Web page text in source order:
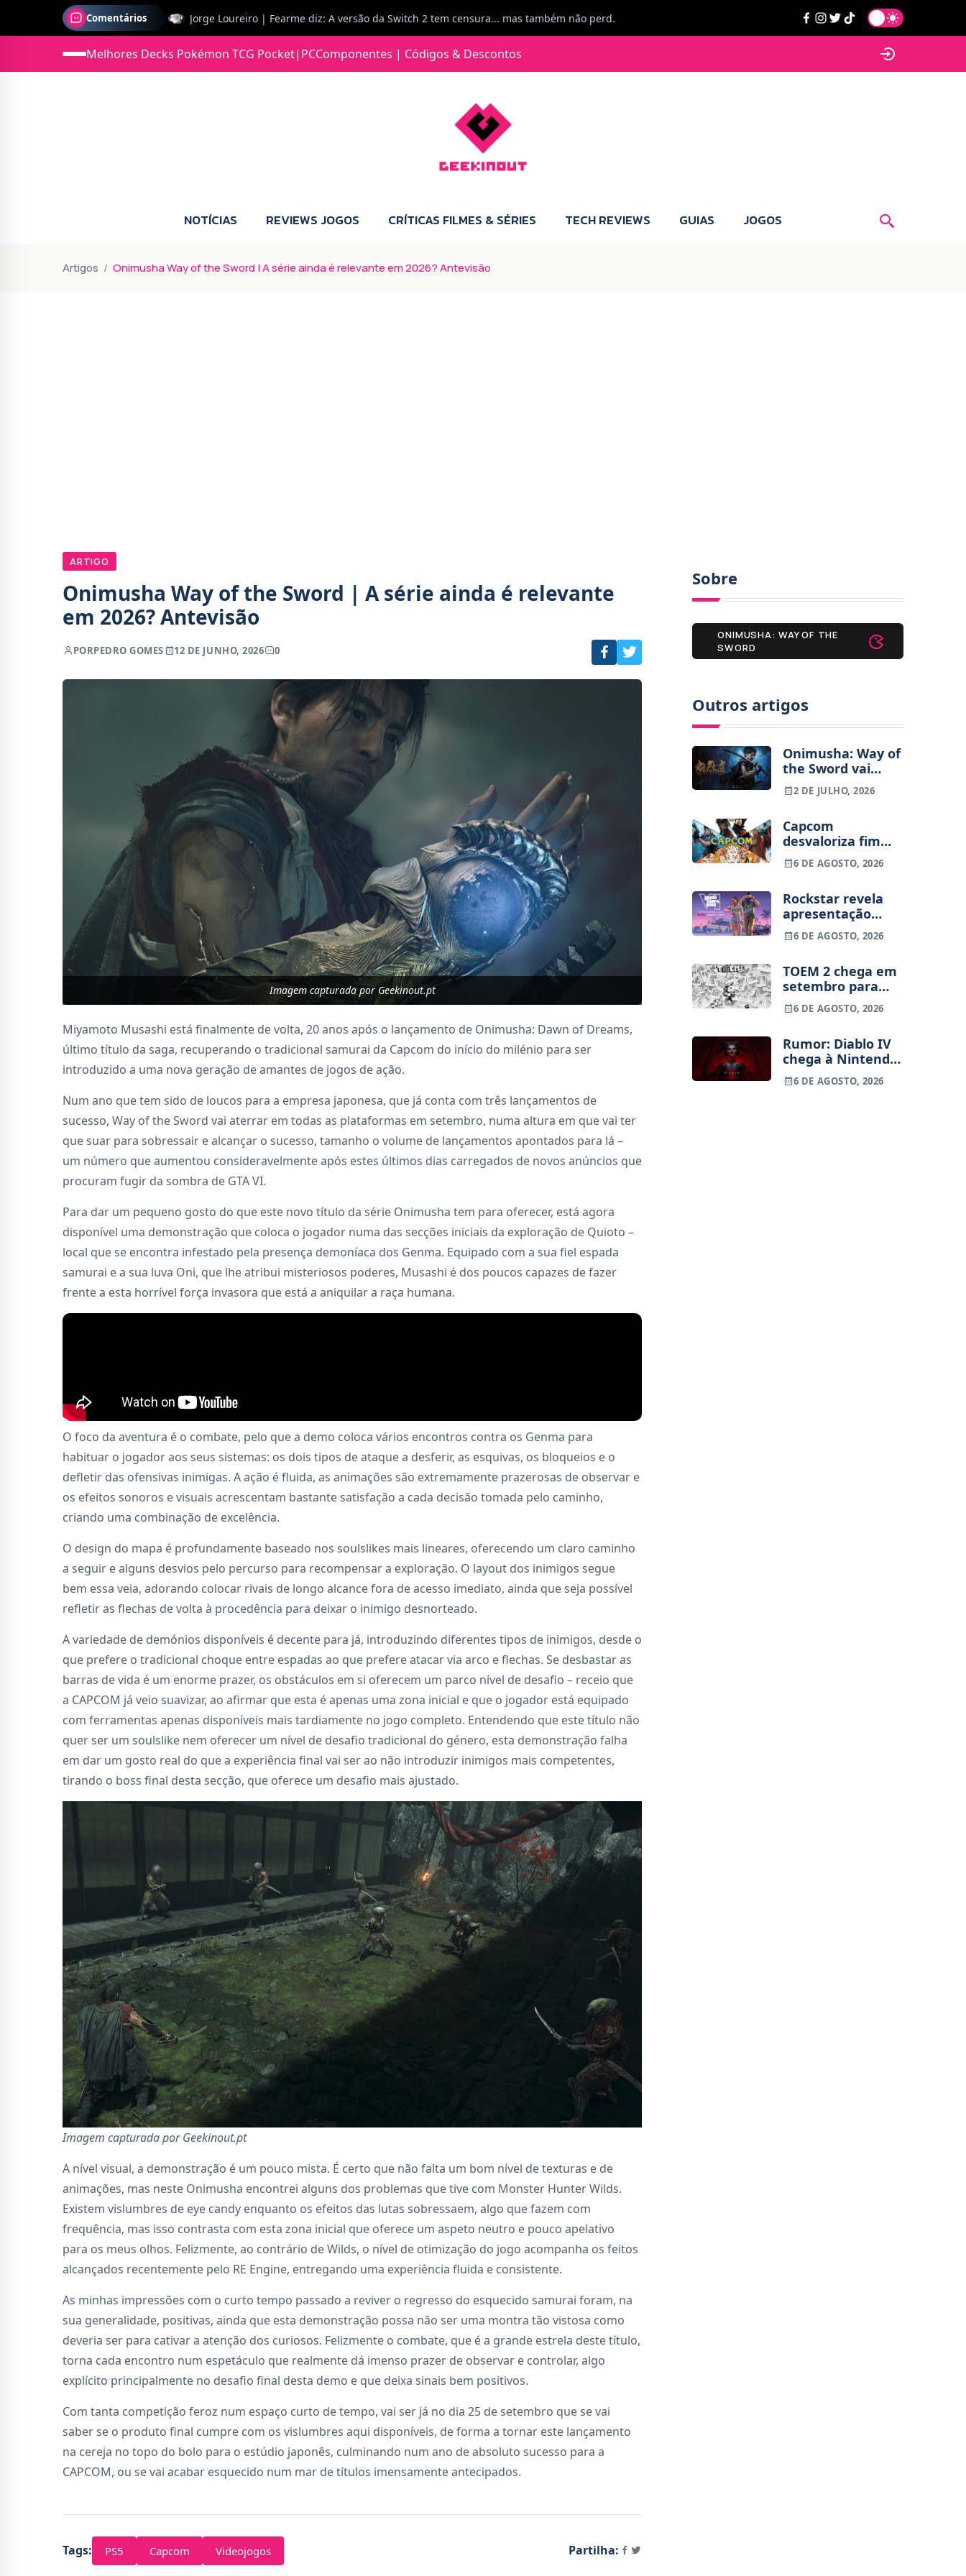
Comentários Jorge Loureiro | Fearme diz: A versão da Switch 2 tem censura... mas também não perdes muito.
Jonas diz: Estou seriamente com vontade para comprar para a Switch 2 :P
Jorge Loureiro | Fearme diz: Boas, obrigado pelo teu comentário. Talvez seja verdade que a Microsoft está a tentar redefinir o futuro dos jogos, mas para uma marca que já trocou de estratégia tantas vezes, é difícil acreditar em mais uma virada de direção. Basta lembrar do Kinect, da aposta no cloud gaming, ou mesmo do discurso de que os exclusivos eram "essenciais": todas essas promessas acabaram por perder força com o tempo. Além disso, há um ponto chave que estás a ignorar: as consolas Xbox. Está à vista que foram praticamente abandonadas. Quem comprou uma Xbox Series X a pensar que ia ser a máquina indispensável para jogar exclusivos, ficou a arder, porque hoje esses jogos chegam também ao PC e, cada vez mais, até à concorrência. Isso mina a identidade da marca e enfraquece a confiança dos jogadores. A PlayStation até pode estar a lançar alguns jogos na Xbox como o Helldivers 2, mas não é o catálogo inteiro. Desta forma, as consolas PS5 continuam a ter valor.
Melhores Decks Pokémon TCG Pocket| PCComponentes | Códigos & Descontos
NOTÍCIAS REVIEWS JOGOS CRÍTICAS FILMES & SÉRIES TECH REVIEWS GUIAS JOGOS
Artigos Onimusha Way of the Sword | A série ainda é relevante em 2026? Antevisão
ARTIGO
Onimusha Way of the Sword | A série ainda é relevante
em 2026? Antevisão
PORPEDRO GOMES 12 DE JUNHO, 2026 0
Imagem capturada por Geekinout.pt
Miyamoto Musashi está finalmente de volta, 20 anos após o lançamento de Onimusha: Dawn of Dreams,
último título da saga, recuperando o tradicional samurai da Capcom do início do milénio para ser
introduzido a uma nova geração de amantes de jogos de ação.
Num ano que tem sido de loucos para a empresa japonesa, que já conta com três lançamentos de
sucesso, Way of the Sword vai aterrar em todas as plataformas em setembro, numa altura em que vai ter
que suar para sobressair e alcançar o sucesso, tamanho o volume de lançamentos apontados para lá –
um número que aumentou consideravelmente após estes últimos dias carregados de novos anúncios que
procuram fugir da sombra de GTA VI.
Para dar um pequeno gosto do que este novo título da série Onimusha tem para oferecer, está agora
disponível uma demonstração que coloca o jogador numa das secções iniciais da exploração de Quioto –
local que se encontra infestado pela presença demoníaca dos Genma. Equipado com a sua fiel espada
samurai e a sua luva Oni, que lhe atribui misteriosos poderes, Musashi é dos poucos capazes de fazer
frente a esta horrível força invasora que está a aniquilar a raça humana.
O foco da aventura é o combate, pelo que a demo coloca vários encontros contra os Genma para
habituar o jogador aos seus sistemas: os dois tipos de ataque a desferir, as esquivas, os bloqueios e o
defletir das ofensivas inimigas. A ação é fluida, as animações são extremamente prazerosas de observar e
os efeitos sonoros e visuais acrescentam bastante satisfação a cada decisão tomada pelo caminho,
criando uma combinação de excelência.
O design do mapa é profundamente baseado nos soulslikes mais lineares, oferecendo um claro caminho
a seguir e alguns desvios pelo percurso para recompensar a exploração. O layout dos inimigos segue
bem essa veia, adorando colocar rivais de longo alcance fora de acesso imediato, ainda que seja possível
refletir as flechas de volta à procedência para deixar o inimigo desnorteado.
A variedade de demónios disponíveis é decente para já, introduzindo diferentes tipos de inimigos, desde o
que prefere o tradicional choque entre espadas ao que prefere atacar via arco e flechas. Se desbastar as
barras de vida é um enorme prazer, os obstáculos em si oferecem um parco nível de desafio – receio que
a CAPCOM já veio suavizar, ao afirmar que esta é apenas uma zona inicial e que o jogador está equipado
com ferramentas apenas disponíveis mais tardiamente no jogo completo. Entendendo que este título não
quer ser um soulslike nem oferecer um nível de desafio tradicional do género, esta demonstração falha
em dar um gosto real do que a experiência final vai ser ao não introduzir inimigos mais competentes,
tirando o boss final desta secção, que oferece um desafio mais ajustado.
Imagem capturada por Geekinout.pt
A nível visual, a demonstração é um pouco mista. É certo que não falta um bom nível de texturas e de
animações, mas neste Onimusha encontrei alguns dos problemas que tive com Monster Hunter Wilds.
Existem vislumbres de eye candy enquanto os efeitos das lutas sobressaem, algo que fazem com
frequência, mas isso contrasta com esta zona inicial que oferece um aspeto neutro e pouco apelativo
para os meus olhos. Felizmente, ao contrário de Wilds, o nível de otimização do jogo acompanha os feitos
alcançados recentemente pelo RE Engine, entregando uma experiência fluida e consistente.
As minhas impressões com o curto tempo passado a reviver o regresso do esquecido samurai foram, na
sua generalidade, positivas, ainda que esta demonstração possa não ser uma montra tão vistosa como
deveria ser para cativar a atenção dos curiosos. Felizmente o combate, que é a grande estrela deste título,
torna cada encontro num espetáculo que realmente dá imenso prazer de observar e controlar, algo
explícito principalmente no desafio final desta demo e que deixa sinais bem positivos.
Com tanta competição feroz num espaço curto de tempo, vai ser já no dia 25 de setembro que se vai
saber se o produto final cumpre com os vislumbres aqui disponíveis, de forma a tornar este lançamento
na cereja no topo do bolo para o estúdio japonês, culminando num ano de absoluto sucesso para a
CAPCOM, ou se vai acabar esquecido num mar de títulos imensamente antecipados.
Tags: PS5 Capcom Videojogos Partilha:
Sobre
ONIMUSHA: WAY OF THE
SWORD
Outros artigos
Onimusha: Way of
the Sword vai
chegar mais cedo,
Capcom mudou a
2 DE JULHO, 2026
Capcom
desvaloriza fim
dos jogos físicos
na PlayStation
6 DE AGOSTO, 2026
Rockstar revela
apresentação
alargada de GTA
VI para 27 de
6 DE AGOSTO, 2026
TOEM 2 chega em
setembro para
PS5, Switch e PC
6 DE AGOSTO, 2026
Rumor: Diablo IV
chega à Nintendo
Switch 2 em
setembro e vai
6 DE AGOSTO, 2026